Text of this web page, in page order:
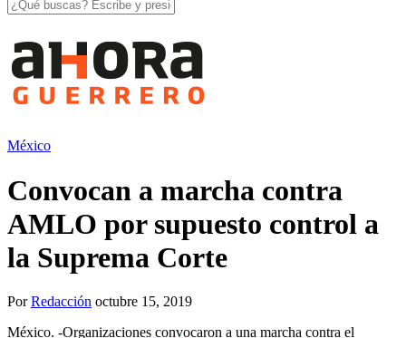
México
Convocan a marcha contra
AMLO por supuesto control a
la Suprema Corte
PorRedacción octubre 15, 2019
México. -Organizaciones convocaron a una marcha contra el